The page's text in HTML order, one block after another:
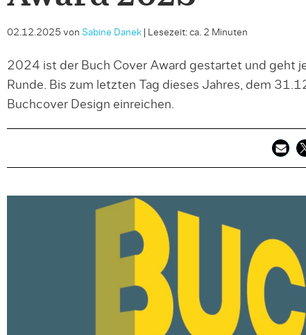
02.12.2025 von Sabine Danek| Lesezeit: ca. 2 Minuten
2024 ist der Buch Cover Award gestartet und geht
Runde. Bis zum letzten Tag dieses Jahres, dem
Buchcover Design einreichen.